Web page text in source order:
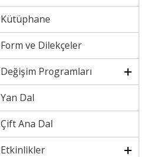
Kütüphane
Form ve Dilekçeler
Değişim Programları
Yan Dal
Çift Ana Dal
Etkinlikler